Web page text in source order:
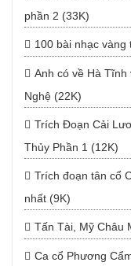
phần 2 (33K)
100 bài nhạc
Anh có về Hà
Nghệ (22K)
Trích Đoạn Cải
Thủy Phần 1 (12K)
Trích đoạn tân cổ
nhất (9K)
Tấn Tài, Mỹ Châu
Ca cổ Phương